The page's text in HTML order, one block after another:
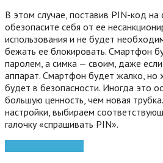
В этом случае, поставив PIN-код на
обезопасите себя от ее
использования и не будет
бежать ее блокировать. Смартфон
паролем, а симка — своим, даже если
аппарат. Смартфон будет жалко, но
будет в безопасности. Иногда это
большую ценность, чем новая
настройки, выбираем
галочку «спрашивать PIN».